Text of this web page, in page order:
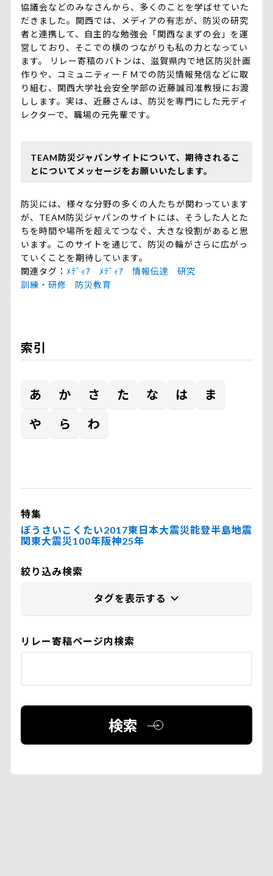
協議会などのみなさんから、多くのことを学ばせていた
だきました。関西では、メディアの有志が、防災の研究
者と連携して、自主的な勉強会「関西なまずの会」を運
営しており、そこでの横のつながりも私の力となってい
ます。 リレー寄稿のバトンは、滋賀県内で地区防災計画
作りや、コミュニティーＦＭでの防災情報発信などに取
り組む、関西大学社会安全学部の近藤誠司准教授にお渡
しします。実は、近藤さんは、防災を専門にした元ディ
レクターで、職場の元先輩です。
TEAM防災ジャパンサイトについて、期待されるこ
とについてメッセージをお願いいたします。
防災には、様々な分野の多くの人たちが関わっています
が、TEAM防災ジャパンのサイトには、そうした人とた
ちを時間や場所を超えてつなぐ、大きな役割があると思
います。このサイトを通じて、防災の輪がさらに広がっ
ていくことを期待しています。
関連タグ
ﾒﾃﾞｨｱ ﾒﾃﾞｨｱ 情報伝達
研究
訓練・研修
防災教育
索引
あ か さ た な は
ま
や
ら わ
特集
ぼうさいこくたい2017東日本大震災能登半島地震
関東大震災100年阪神25年
絞り込み検索
リレー寄稿ページ内検索
検索